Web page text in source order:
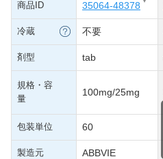
商品ID 35064-48378
冷蔵 不要
剤型 tab
規格・容
量
100mg/25mg
包装単位 60
製造元 ABBVIE